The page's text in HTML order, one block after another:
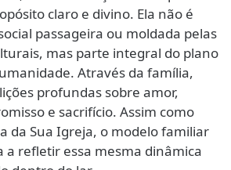
claro e divino. Ela não é
passageira ou moldada pelas
mas parte integral do plano
Através da família,
profundas sobre amor,
e sacrifício. Assim como
da Sua Igreja, o modelo familiar
a refletir essa mesma dinâmica